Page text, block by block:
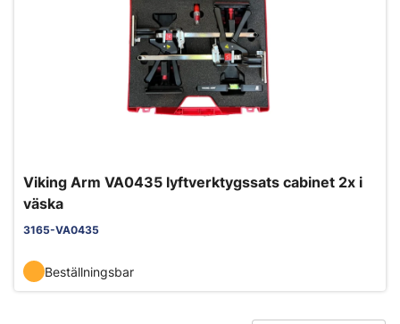
Viking Arm VA0435 lyftverktygssats cabinet 2x i
väska
3165-VA0435
Beställningsbar